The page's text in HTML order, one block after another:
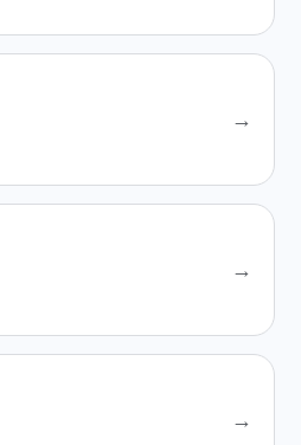
→
→
→